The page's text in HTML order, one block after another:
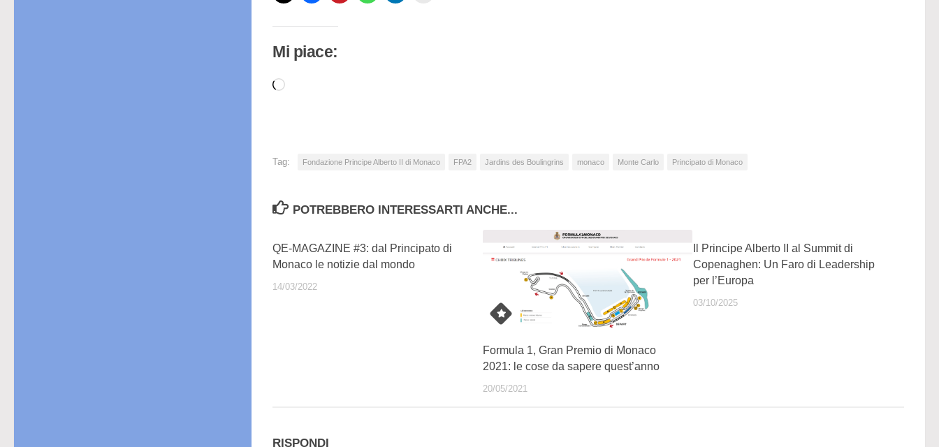
Mi piace:
Caricamento
Tag: Fondazione Principe Alberto II di Monaco FPA2 Jardins des Boulingrins monaco Monte Carlo Principato di Monaco
POTREBBERO INTERESSARTI ANCHE...
QE-MAGAZINE #3: dal Principato di
Monaco le notizie dal mondo
14/03/2022
Formula 1, Gran Premio di Monaco
2021: le cose da sapere quest’anno
20/05/2021
Il Principe Alberto II al Summit di
Copenaghen: Un Faro di Leadership
per l’Europa
03/10/2025
RISPONDI